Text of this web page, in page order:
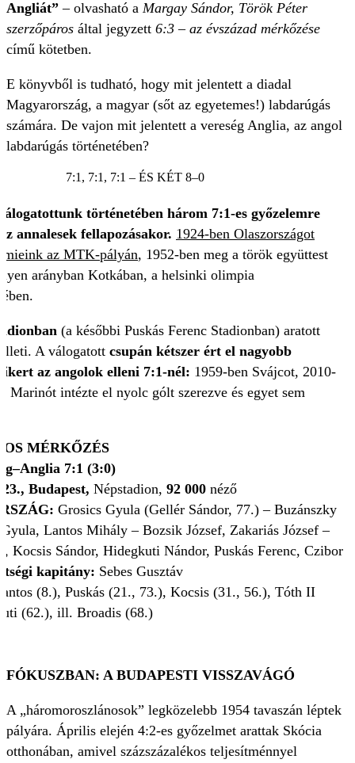
Angliát” – olvasható a Margay Sándor, Török Péter
szerzőpáros által jegyzett 6:3 – az évszázad mérkőzése
című kötetben.
E könyvből is tudható, hogy mit jelentett a diadal
Magyarország, a magyar (sőt az egyetemes!) labdarúgás
számára. De vajon mit jelentett a vereség Anglia, az angol
labdarúgás történetében?
7:1, 7:1, 7:1 – ÉS KÉT 8–0
történetében három 7:1-es győzelemre
annalesek fellapozásakor. 1924-ben Olaszországot
mieink az MTK-pályán, 1952-ben meg a török együttest
arányban Kotkában, a helsinki olimpia
(a későbbi Puskás Ferenc Stadionban) aratott
A válogatott csupán kétszer ért el nagyobb
az angolok elleni 7:1-nél: 1959-ben Svájcot, 2010-
Marinót intézte el nyolc gólt szerezve és egyet sem
MÉRKŐZÉS
7:1 (3:0)
Budapest, Népstadion, 92 000 néző
Grosics Gyula (Gellér Sándor, 77.) – Buzánszky
Lantos Mihály – Bozsik József, Zakariás József –
Kocsis Sándor, Hidegkuti Nándor, Puskás Ferenc, Czibor
kapitány: Sebes Gusztáv
(8.), Puskás (21., 73.), Kocsis (31., 56.), Tóth II
(62.), ill. Broadis (68.)
FÓKUSZBAN: A BUDAPESTI VISSZAVÁGÓ
A „háromoroszlánosok” legközelebb 1954 tavaszán léptek
pályára. Április elején 4:2-es győzelmet arattak Skócia
otthonában, amivel százszázalékos teljesítménnyel